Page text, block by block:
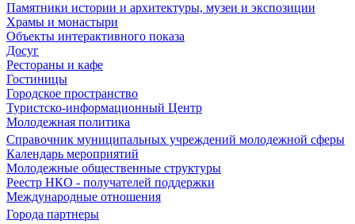
Памятники истории и архитектуры, музеи и экспозиции
Храмы и монастыри
Объекты интерактивного показа
Досуг
Рестораны и кафе
Гостиницы
Городское пространство
Туристско-информационный Центр
Молодежная политика
Справочник муниципальных учреждений молодежной сферы
Календарь мероприятий
Молодежные общественные структуры
Реестр НКО - получателей поддержки
Международные отношения
Города партнеры